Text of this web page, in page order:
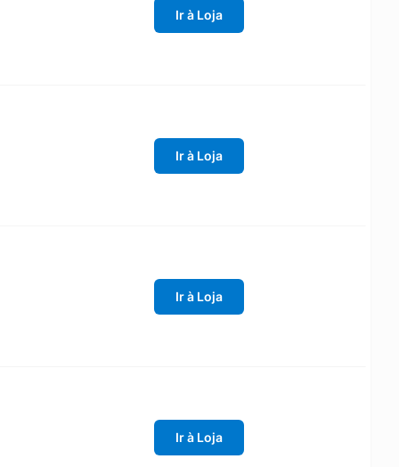
Ir à Loja
Ir à Loja
Ir à Loja
Ir à Loja